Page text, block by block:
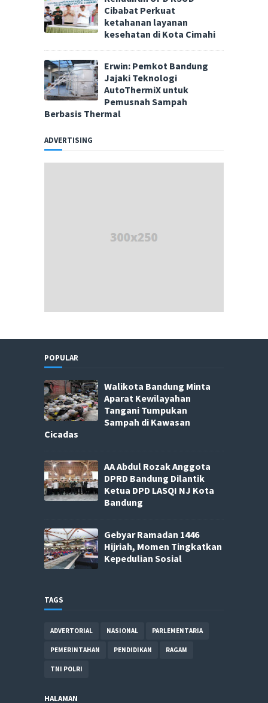
Cibabat Perkuat
ketahanan layanan
kesehatan di Kota Cimahi
Erwin: Pemkot Bandung
Jajaki Teknologi
AutoThermiX untuk
Pemusnah Sampah
Berbasis Thermal
ADVERTISING
POPULAR
Walikota Bandung Minta
Aparat Kewilayahan
Tangani Tumpukan
Sampah di Kawasan
Cicadas
AA Abdul Rozak Anggota
DPRD Bandung Dilantik
Ketua DPD LASQI NJ Kota
Bandung
Gebyar Ramadan 1446
Hijriah, Momen Tingkatkan
Kepedulian Sosial
TAGS
ADVERTORIAL NASIONAL PARLEMENTARIA
PEMERINTAHAN PENDIDIKAN RAGAM
TNI POLRI
HALAMAN